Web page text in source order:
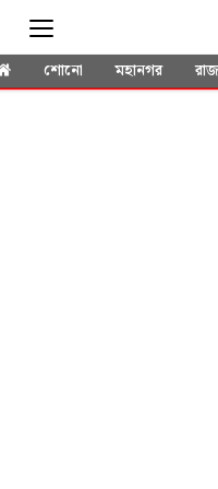
শোনো মহানগর